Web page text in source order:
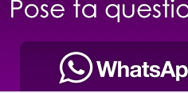
Ariel vient de donner son
Il reste 49 places pour
Eva vient de donner son